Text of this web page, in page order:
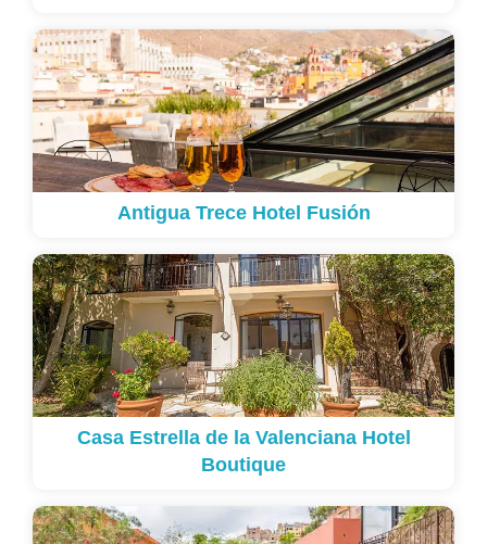
Antigua Trece Hotel Fusión
Casa Estrella de la Valenciana Hotel
Boutique